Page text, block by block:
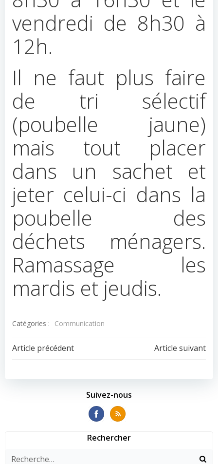
vendredi de 8h30 à
12h.
Il ne faut plus faire
de tri sélectif
(poubelle jaune)
mais tout placer
dans un sachet et
jeter celui-ci dans la
poubelle des
déchets ménagers.
Ramassage les
mardis et jeudis.
Catégories : Communication
Navigation
de
Article précédent
Navigation
de
l’article
Article suivant
Suivez-nous
Rechercher